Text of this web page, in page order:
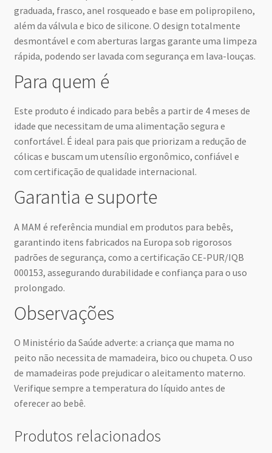
graduada, frasco, anel rosqueado e base em polipropileno,
além da válvula e bico de silicone. O design totalmente
desmontável e com aberturas largas garante uma limpeza
rápida, podendo ser lavada com segurança em lava-louças.
Para quem é
Este produto é indicado para bebês a partir de 4 meses de
idade que necessitam de uma alimentação segura e
confortável. É ideal para pais que priorizam a redução de
cólicas e buscam um utensílio ergonômico, confiável e
com certificação de qualidade internacional.
Garantia e suporte
A MAM é referência mundial em produtos para bebês,
garantindo itens fabricados na Europa sob rigorosos
padrões de segurança, como a certificação CE-PUR/IQB
000153, assegurando durabilidade e confiança para o uso
prolongado.
Observações
O Ministério da Saúde adverte: a criança que mama no
peito não necessita de mamadeira, bico ou chupeta. O uso
de mamadeiras pode prejudicar o aleitamento materno.
Verifique sempre a temperatura do líquido antes de
oferecer ao bebê.
Produtos relacionados